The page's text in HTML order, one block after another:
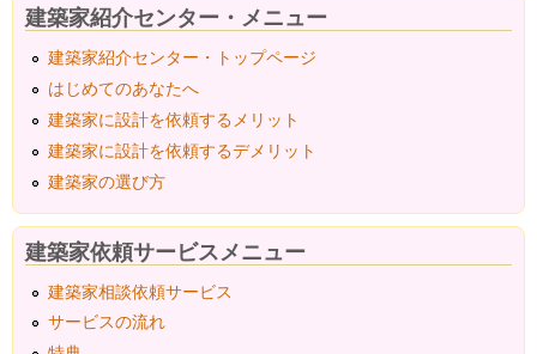
建築家紹介センター・メニュー
建築家紹介センター・トップページ
はじめてのあなたへ
建築家に設計を依頼するメリット
建築家に設計を依頼するデメリット
建築家の選び方
建築家依頼サービスメニュー
建築家相談依頼サービス
サービスの流れ